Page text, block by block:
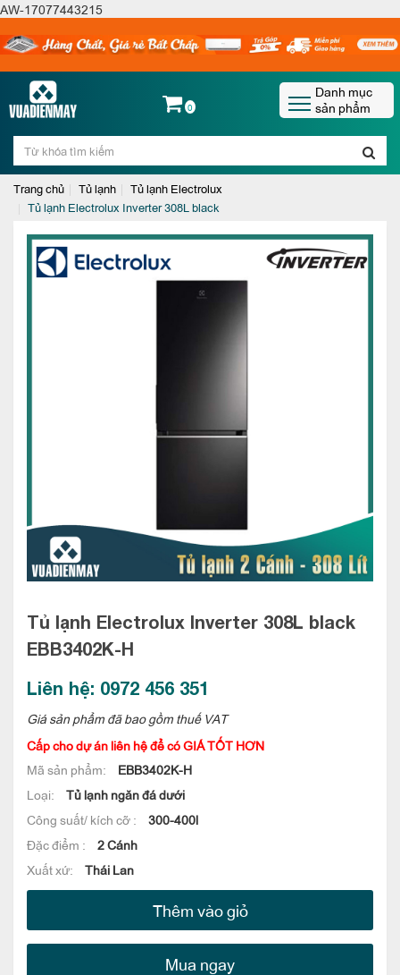
AW-17077443215
0
Danh mục
sản phẩm
Trang chủ Tủ lạnh
Tủ lạnh Electrolux
Tủ lạnh Electrolux Inverter 308L black
Tủ lạnh Electrolux Inverter 308L black
EBB3402K-H
Liên hệ: 0972 456 351
Giá sản phẩm đã bao gồm thuế VAT
Cấp cho dự án liên hệ để có GIÁ TỐT HƠN
Mã sản phẩm:
EBB3402K-H
Loại:
Tủ lạnh ngăn đá dưới
Công suất/ kích cỡ :
300-400l
Đặc điểm :
2 Cánh
Xuất xứ:
Thái Lan
Thêm vào giỏ
Mua ngay